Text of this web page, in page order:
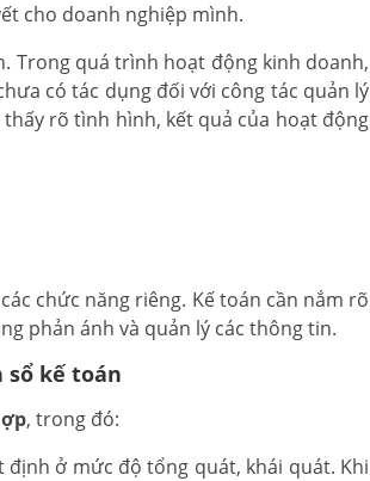
cho doanh nghiệp mình.
Trong quá trình hoạt động kinh doanh,
có tác dụng đối với công tác quản lý
rõ tình hình, kết quả của hoạt động
chức năng riêng. Kế toán cần nắm rõ
phản ánh và quản lý các thông tin.
sổ kế toán
, trong đó:
ở mức độ tổng quát, khái quát. Khi